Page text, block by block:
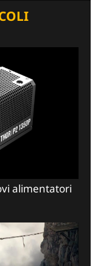
alimentatori